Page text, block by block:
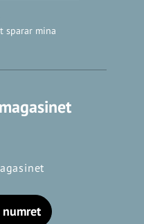
sparar mina
numret